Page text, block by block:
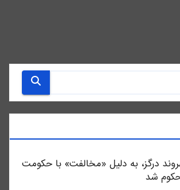
درگز، به دلیل «مخالفت» با حکومت